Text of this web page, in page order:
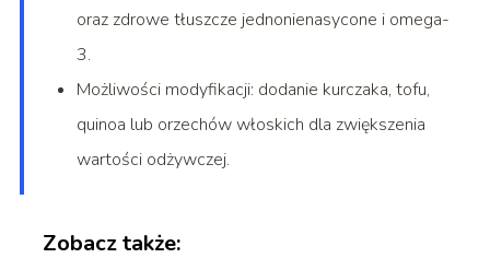
oraz zdrowe tłuszcze jednonienasycone i omega-
3.
Możliwości modyfikacji: dodanie kurczaka, tofu,
quinoa lub orzechów włoskich dla zwiększenia
wartości odżywczej.
Zobacz także: